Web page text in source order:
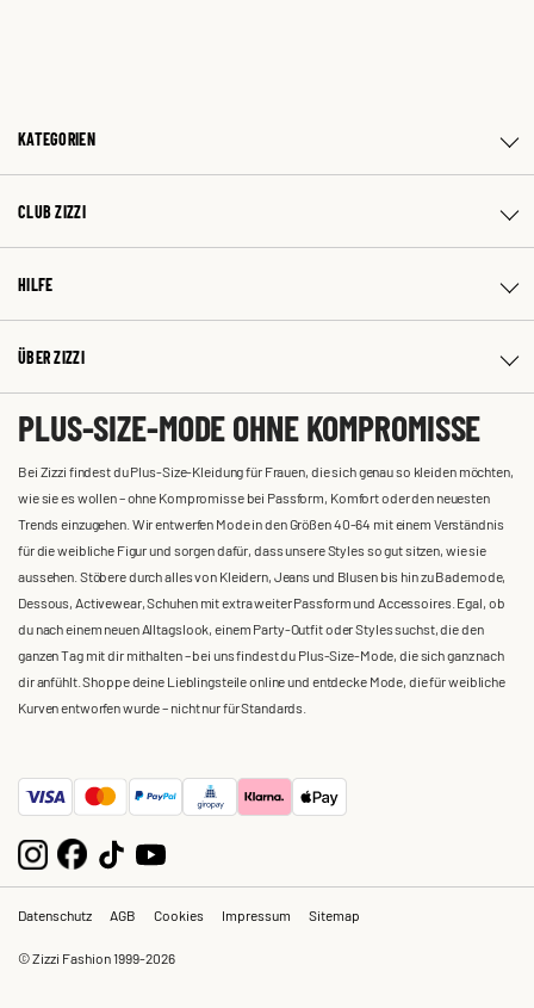
KATEGORIEN
CLUB ZIZZI
HILFE
ÜBER ZIZZI
PLUS-SIZE-MODE OHNE KOMPROMISSE
Bei Zizzi findest du Plus-Size-Kleidung für Frauen, die sich genau so kleiden möchten,
wie sie es wollen – ohne Kompromisse bei Passform, Komfort oder den neuesten
Trends einzugehen. Wir entwerfen Mode in den Größen 40-64 mit einem Verständnis
für die weibliche Figur und sorgen dafür, dass unsere Styles so gut sitzen, wie sie
aussehen. Stöbere durch alles von Kleidern, Jeans und Blusen bis hin zu Bademode,
Dessous, Activewear, Schuhen mit extra weiter Passform und Accessoires. Egal, ob
du nach einem neuen Alltagslook, einem Party-Outfit oder Styles suchst, die den
ganzen Tag mit dir mithalten – bei uns findest du Plus-Size-Mode, die sich ganz nach
dir anfühlt. Shoppe deine Lieblingsteile online und entdecke Mode, die für weibliche
Kurven entworfen wurde – nicht nur für Standards.
Datenschutz AGB Cookies Impressum Sitemap
© Zizzi Fashion 1999-2026